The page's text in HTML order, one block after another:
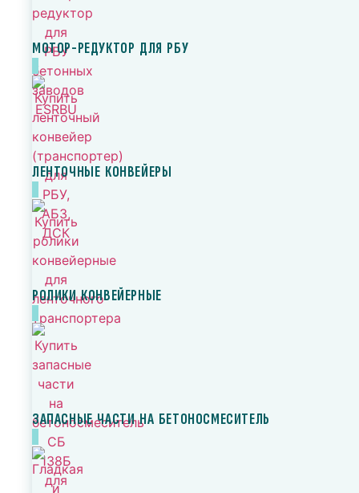
МОТОР-РЕДУКТОР ДЛЯ РБУ
ЛЕНТОЧНЫЕ КОНВЕЙЕРЫ
РОЛИКИ КОНВЕЙЕРНЫЕ
ЗАПАСНЫЕ ЧАСТИ НА БЕТОНОСМЕСИТЕЛЬ